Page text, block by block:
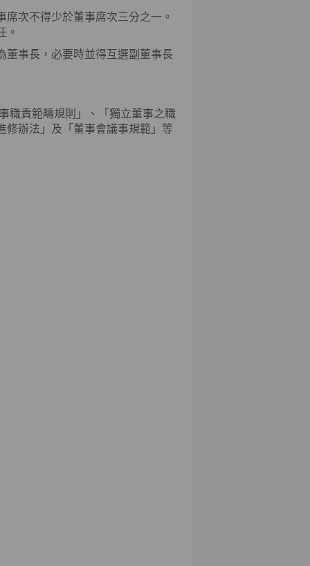
次不得少於董事席次三分之一。
。
董事長，必要時並得互選副董事長
職責範疇規則」、「獨立董事之職
修辦法」及「董事會議事規範」等